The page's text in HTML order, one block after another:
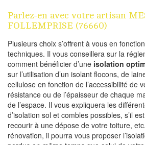
Parlez-en avec votre artisan
FOLLEMPRISE (76660)
Plusieurs choix s’offrent à vous en
techniques. Il vous conseillera sur la
comment bénéficier d’une isolation
sur l’utilisation d’un isolant flocons, de
cellulose en fonction de l’accessibilité de
résistance ou de l’épaisseur de chaque
de l’espace. Il vous expliquera les
d’isolation sol et combles possibles, s’il
recourir à une dépose de votre toiture,
rénovation, il pourra vous proposer